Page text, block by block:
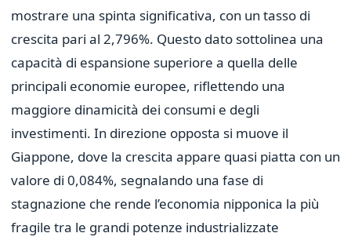
mostrare una spinta significativa, con un tasso di
crescita pari al 2,796%. Questo dato sottolinea una
capacità di espansione superiore a quella delle
principali economie europee, riflettendo una
maggiore dinamicità dei consumi e degli
investimenti. In direzione opposta si muove il
Giappone, dove la crescita appare quasi piatta con un
valore di 0,084%, segnalando una fase di
stagnazione che rende l’economia nipponica la più
fragile tra le grandi potenze industrializzate